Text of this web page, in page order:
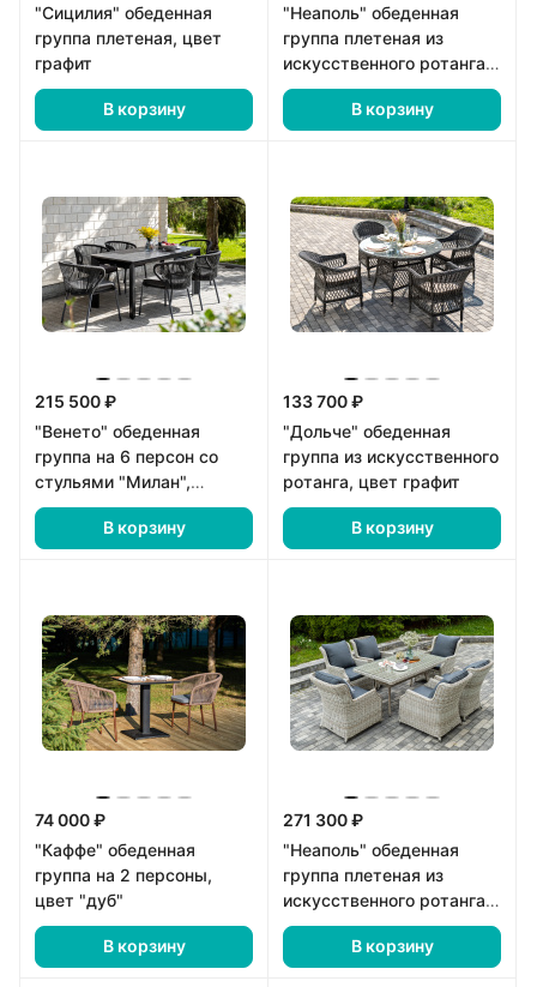
"Сицилия" обеденная
группа плетеная, цвет
графит
В корзину
"Неаполь" обеденная
группа плетеная из
искусственного ротанга,
цвет соломенный
В корзину
215 500 ₽
"Венето" обеденная
группа на 6 персон со
стульями "Милан",
каркас темно-серый,
роуп темно-серый
В корзину
133 700 ₽
"Дольче" обеденная
группа из искусственного
ротанга, цвет графит
В корзину
74 000 ₽
"Каффе" обеденная
группа на 2 персоны,
цвет "дуб"
В корзину
271 300 ₽
"Неаполь" обеденная
группа плетеная из
искусственного ротанга,
цвет соломенный
В корзину